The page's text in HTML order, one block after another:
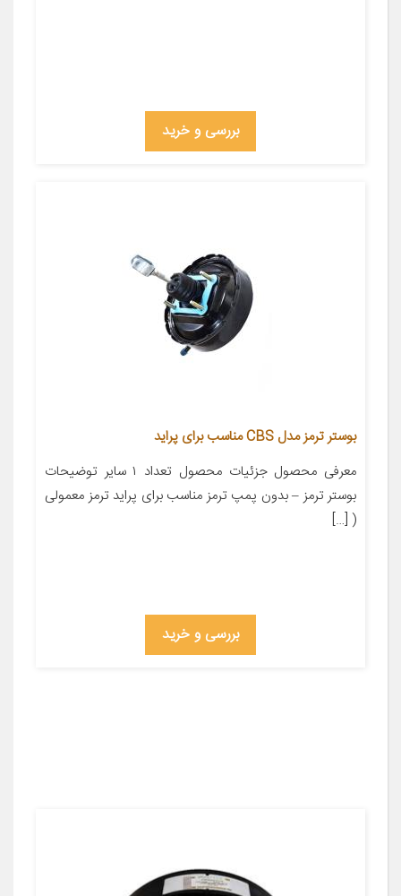
بررسی و خرید
بوستر ترمز مدل CBS مناسب برای پراید
معرفی محصول جزئیات محصول تعداد ۱ سایر توضیحات
بوستر ترمز – بدون پمپ ترمز مناسب برای پراید ترمز معمولی
( […]
بررسی و خرید